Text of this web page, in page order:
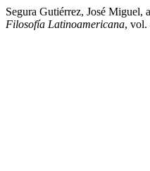
Segura Gutiérrez, José
Filosofía Latinoamericana, vol.